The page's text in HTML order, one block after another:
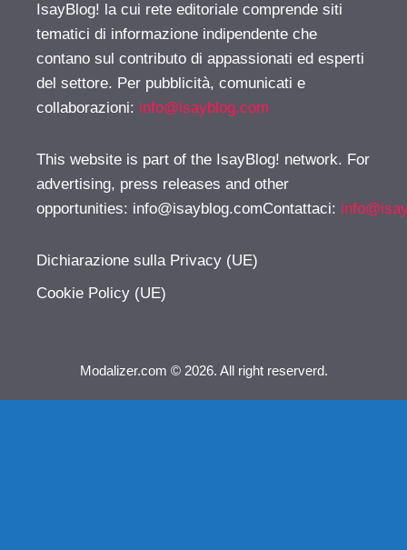
IsayBlog! la cui rete editoriale comprende siti
tematici di informazione indipendente che
contano sul contributo di appassionati ed esperti
del settore. Per pubblicità, comunicati e
collaborazioni: info@isayblog.com
This website is part of the IsayBlog! network. For
advertising, press releases and other
opportunities: info@isayblog.comContattaci:
Dichiarazione sulla Privacy (UE)
Cookie Policy (UE)
Modalizer.com © 2026. All right reserverd.